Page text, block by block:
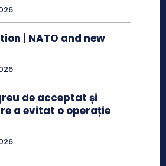
| NATO and new
de acceptat și
a evitat o operație